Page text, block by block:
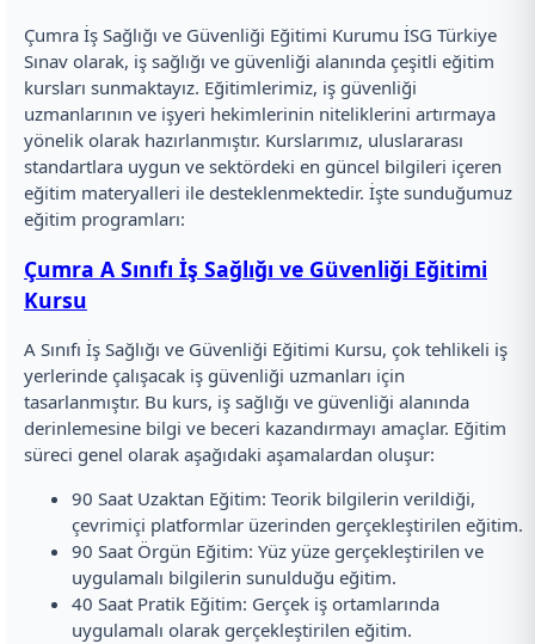
Çumra İş Sağlığı ve Güvenliği Eğitimi Kurumu İSG Türkiye
Sınav olarak, iş sağlığı ve güvenliği alanında çeşitli eğitim
kursları sunmaktayız. Eğitimlerimiz, iş güvenliği
uzmanlarının ve işyeri hekimlerinin niteliklerini artırmaya
yönelik olarak hazırlanmıştır. Kurslarımız, uluslararası
standartlara uygun ve sektördeki en güncel bilgileri içeren
eğitim materyalleri ile desteklenmektedir. İşte sunduğumuz
eğitim programları:
Çumra A Sınıfı İş Sağlığı ve Güvenliği Eğitimi
Kursu
A Sınıfı İş Sağlığı ve Güvenliği Eğitimi Kursu, çok tehlikeli iş
yerlerinde çalışacak iş güvenliği uzmanları için
tasarlanmıştır. Bu kurs, iş sağlığı ve güvenliği alanında
derinlemesine bilgi ve beceri kazandırmayı amaçlar. Eğitim
süreci genel olarak aşağıdaki aşamalardan oluşur:
90 Saat Uzaktan Eğitim: Teorik bilgilerin verildiği,
çevrimiçi platformlar üzerinden gerçekleştirilen eğitim.
90 Saat Örgün Eğitim: Yüz yüze gerçekleştirilen ve
uygulamalı bilgilerin sunulduğu eğitim.
40 Saat Pratik Eğitim: Gerçek iş ortamlarında
uygulamalı olarak gerçekleştirilen eğitim.